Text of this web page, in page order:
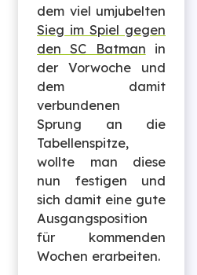
dem viel umjubelten
Sieg im Spiel gegen
den SC Batman in
der Vorwoche und
dem damit
verbundenen
Sprung an die
Tabellenspitze,
wollte man diese
nun festigen und
sich damit eine gute
Ausgangsposition
für kommenden
Wochen erarbeiten.